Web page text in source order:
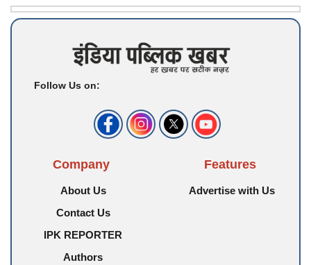
Follow Us on:
Company
About Us
Contact Us
IPK REPORTER
Authors
Features
Advertise with Us